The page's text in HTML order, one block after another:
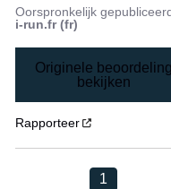
Oorspronkelijk
i-run.fr (fr)
Originele
bekijken
Rapporteer
1